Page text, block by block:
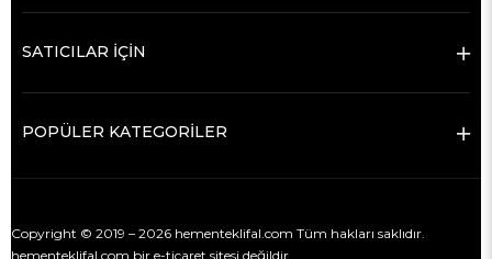
SATICILAR İÇİN
POPÜLER KATEGORİLER
Copyright © 2019 – 2026 hementeklifal.com Tüm hakları saklıdır.
hementeklifal.com bir e-ticaret sitesi değildir.